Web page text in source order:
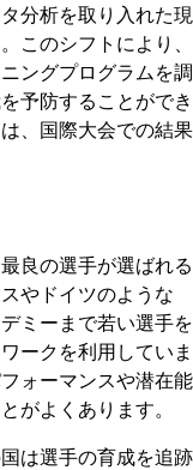
分析を取り入れた現
このシフトにより、
ングプログラムを調
予防することができ
、国際大会での結果
良の選手が選ばれる
やドイツのような
ミーまで若い選手を
ークを利用していま
ォーマンスや潜在能
がよくあります。
は選手の育成を追跡